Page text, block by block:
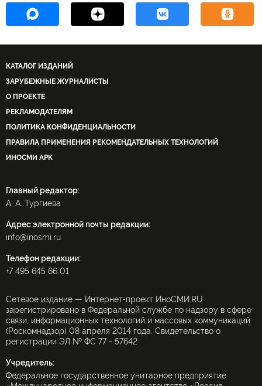
КАТАЛОГ ИЗДАНИЙ
ЗАРУБЕЖНЫЕ ЖУРНАЛИСТЫ
О ПРОЕКТЕ
РЕКЛАМОДАТЕЛЯМ
ПОЛИТИКА КОНФИДЕНЦИАЛЬНОСТИ
ПРАВИЛА ПРИМЕНЕНИЯ РЕКОМЕНДАТЕЛЬНЫХ ТЕХНОЛОГИЙ
ИНОСМИ APK
Главный редактор:
А. А. Тургиева
Адрес электронной почты редакции:
info@inosmi.ru
Телефон редакции:
+7 495 645 66 01
Сетевое издание — Интернет-проект ИноСМИ.RU
зарегистрировано в Федеральной службе по надзору в сфере
связи, информационных технологий и массовых коммуникаций
(Роскомнадзор) 08 апреля 2014 года. Свидетельство о
регистрации ЭЛ № ФС 77 - 57642
Учредитель:
Федеральное государственное унитарное предприятие